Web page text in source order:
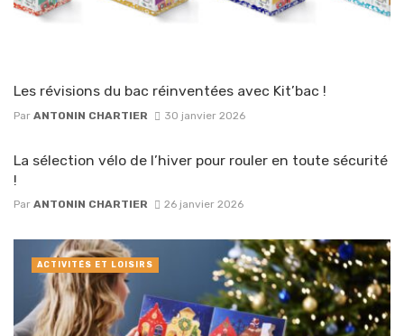
Les révisions du bac réinventées avec Kit’bac !
Par ANTONIN CHARTIER 30 janvier 2026
La sélection vélo de l’hiver pour rouler en toute sécurité
!
Par ANTONIN CHARTIER 26 janvier 2026
ACTIVITÉS ET LOISIRS